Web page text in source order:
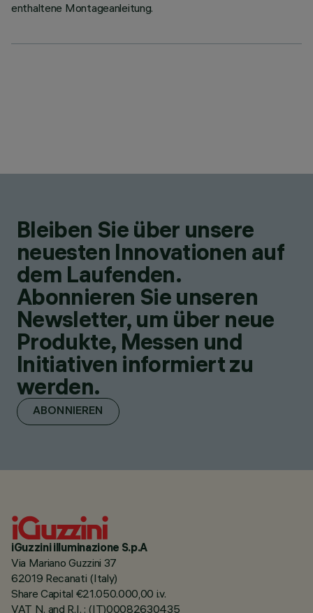
enthaltene Montageanleitung.
Bleiben Sie über unsere
neuesten Innovationen auf
dem Laufenden.
Abonnieren Sie unseren
Newsletter, um über neue
Produkte, Messen und
Initiativen informiert zu
werden.
ABONNIEREN
iGuzzini illuminazione S.p.A
Via Mariano Guzzini 37
62019 Recanati (Italy)
Share Capital €21.050.000,00 i.v.
VAT N. and R.I. : (IT)00082630435